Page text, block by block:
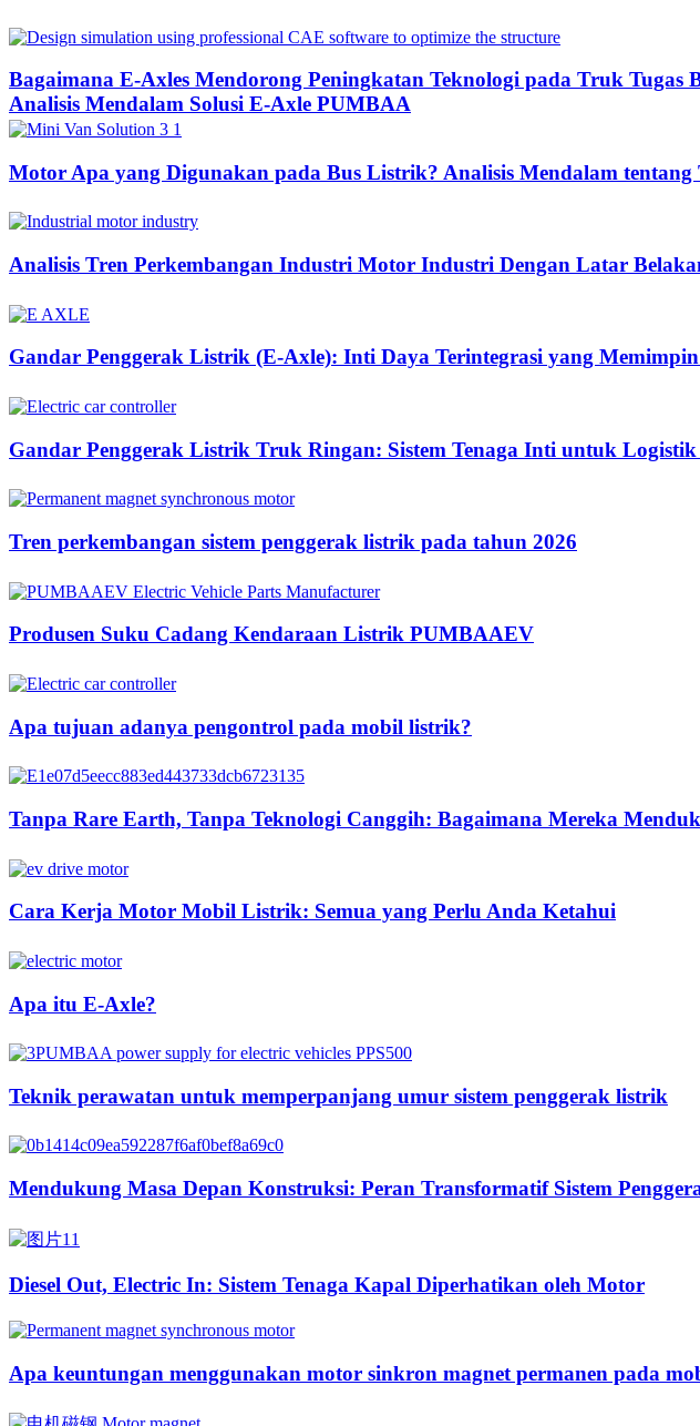
Bagaimana E-Axles Mendorong Peningkatan Teknologi pada Truk
Analisis Mendalam Solusi E-Axle PUMBAA
Motor Apa yang Digunakan pada Bus Listrik? Analisis Mendalam
Analisis Tren Perkembangan Industri Motor Industri Dengan Latar
Gandar Penggerak Listrik (E-Axle): Inti Daya Terintegrasi yang
Gandar Penggerak Listrik Truk Ringan: Sistem Tenaga Inti untuk
Tren perkembangan sistem penggerak listrik pada tahun 2026
Produsen Suku Cadang Kendaraan Listrik PUMBAAEV
Apa tujuan adanya pengontrol pada mobil listrik?
Tanpa Rare Earth, Tanpa Teknologi Canggih: Bagaimana Mereka
Cara Kerja Motor Mobil Listrik: Semua yang Perlu Anda Ketahui
Apa itu E-Axle?
Teknik perawatan untuk memperpanjang umur sistem penggerak listrik
Mendukung Masa Depan Konstruksi: Peran Transformatif Sistem
Diesel Out, Electric In: Sistem Tenaga Kapal Diperhatikan oleh Motor
Apa keuntungan menggunakan motor sinkron magnet permanen pada